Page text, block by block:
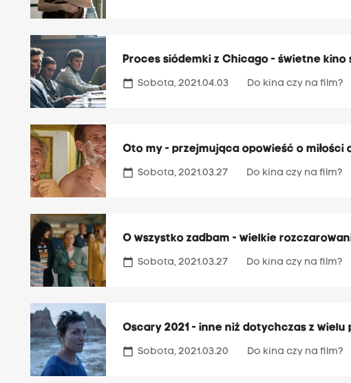
Proces siódemki z Chicago - świetne kino
calendar_today Sobota, 2021.04.03 Do kina czy na film?
Oto my - przejmująca opowieść o
calendar_today Sobota, 2021.03.27 Do kina czy na film?
O wszystko zadbam - wielkie
calendar_today Sobota, 2021.03.27 Do kina czy na film?
Oscary 2021 - inne niż dotychczas z wielu
calendar_today Sobota, 2021.03.20 Do kina czy na film?